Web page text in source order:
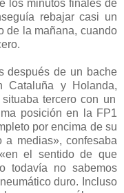
los minutos finales de
rebajar casi un
de la mañana, cuando
después de un bache
y Holanda,
tercero con un
posición en la FP1
por encima de su
a medias», confesaba
el sentido de que
todavía no sabemos
duro. Incluso